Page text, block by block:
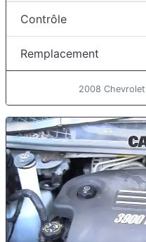
Contrôle
Remplacement
2008